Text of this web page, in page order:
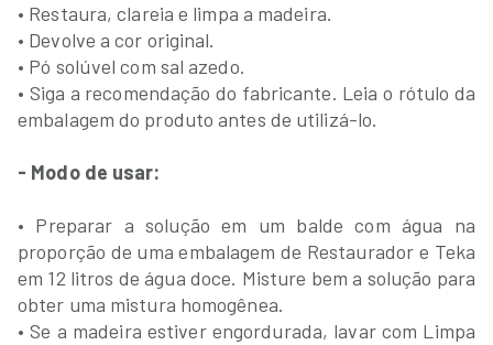
• Restaura, clareia e limpa a madeira.
• Devolve a cor original.
• Pó solúvel com sal azedo.
• Siga a recomendação do fabricante. Leia o rótulo da
embalagem do produto antes de utilizá-lo.
- Modo de usar:
• Preparar a solução em um balde com água na
proporção de uma embalagem de Restaurador e Teka
em 12 litros de água doce. Misture bem a solução para
obter uma mistura homogênea.
• Se a madeira estiver engordurada, lavar com Limpa